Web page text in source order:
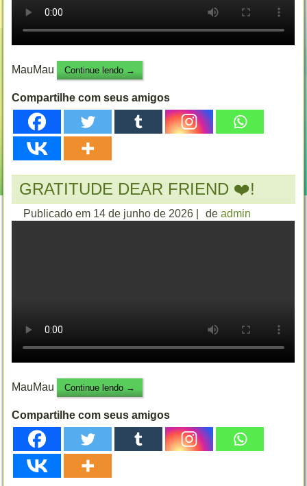
MauMau Continue lendo →
Compartilhe com seus amigos
GRATITUDE DEAR FRIEND ❤️!
Publicado em 14 de junho de 2026 de admin
MauMau Continue lendo →
Compartilhe com seus amigos